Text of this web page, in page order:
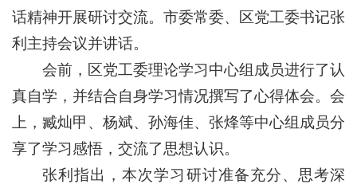
话精神开展研讨交流。市委常委、区党工委书记张
利主持会议并讲话。
会前，区党工委理论学习中心组成员进行了认
真自学，并结合自身学习情况撰写了心得体会。会
上，臧灿甲、杨斌、孙海佳、张烽等中心组成员分
享了学习感悟，交流了思想认识。
张利指出，本次学习研讨准备充分、思考深